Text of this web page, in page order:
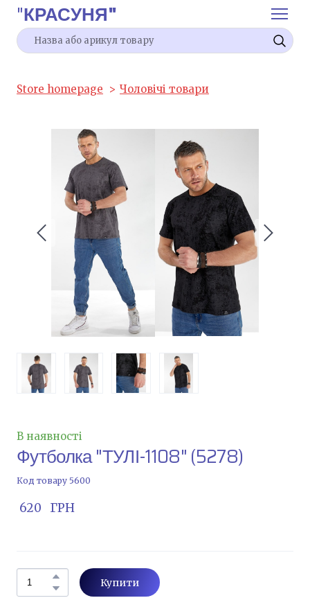
"КРАСУНЯ"
Store homepage Чоловічі товари
В наявності
Футболка "ТУЛІ-1108"(5278)
Код товару 5600
620   ГРН
Купити